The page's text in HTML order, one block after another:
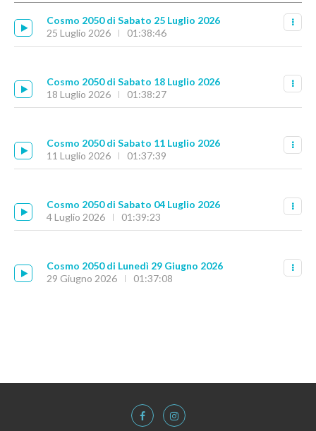
Cosmo 2050 di Sabato 25 Luglio 2026
25 Luglio 2026
01:38:46
Cosmo 2050 di Sabato 18 Luglio 2026
18 Luglio 2026
01:38:27
Cosmo 2050 di Sabato 11 Luglio 2026
11 Luglio 2026
01:37:39
Cosmo 2050 di Sabato 04 Luglio 2026
4 Luglio 2026
01:39:23
Cosmo 2050 di Lunedì 29 Giugno 2026
29 Giugno 2026
01:37:08